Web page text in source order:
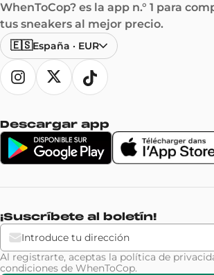
WhenToCop? es la app n.° 1 para
tus sneakers al mejor precio.
🇪🇸España · EUR
Descargar app
¡Suscríbete al boletín!
Al registrarte, aceptas la política de
condiciones de WhenToCop.